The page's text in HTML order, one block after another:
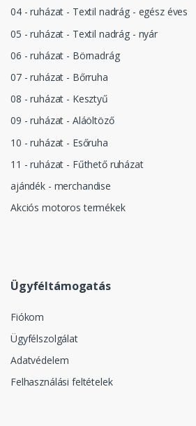
04 - ruházat - Textil nadrág - egész éves
05 - ruházat - Textil nadrág - nyár
06 - ruházat - Börnadrág
07 - ruházat - Bőrruha
08 - ruházat - Kesztyű
09 - ruházat - Aláöltöző
10 - ruházat - Esőruha
11 - ruházat - Fűthető ruházat
ajándék - merchandise
Akciós motoros termékek
Ügyféltámogatás
Fiókom
Ügyfélszolgálat
Adatvédelem
Felhasználási feltételek